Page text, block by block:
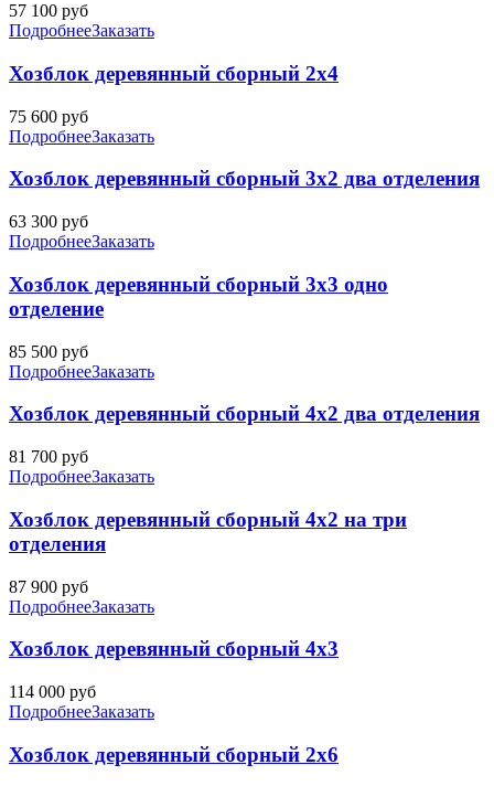
57 100 руб
ПодробнееЗаказать
Хозблок деревянный сборный 2х4
75 600 руб
ПодробнееЗаказать
Хозблок деревянный сборный 3х2 два отделения
63 300 руб
ПодробнееЗаказать
Хозблок деревянный сборный 3х3 одно
отделение
85 500 руб
ПодробнееЗаказать
Хозблок деревянный сборный 4х2 два отделения
81 700 руб
ПодробнееЗаказать
Хозблок деревянный сборный 4х2 на три
отделения
87 900 руб
ПодробнееЗаказать
Хозблок деревянный сборный 4х3
114 000 руб
ПодробнееЗаказать
Хозблок деревянный сборный 2х6